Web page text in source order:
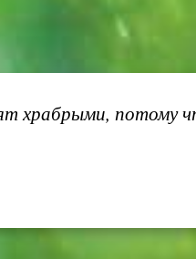
храбрыми, потому